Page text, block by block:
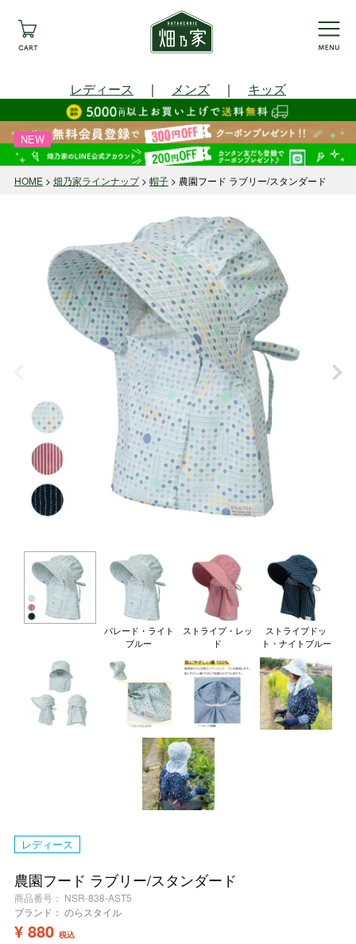
レディース ｜ メンズ ｜ キッズ
HOME 畑乃家ラインナップ 帽子 農園フード ラブリー/スタンダード
パレード・ライト
ブルー
ストライプ・レッ
ド
ストライプドッ
ト・ナイトブルー
レディース
農園フード ラブリー/スタンダード
商品番号
NSR-838-AST5
ブランド： のらスタイル
¥ 880 税込
NEW